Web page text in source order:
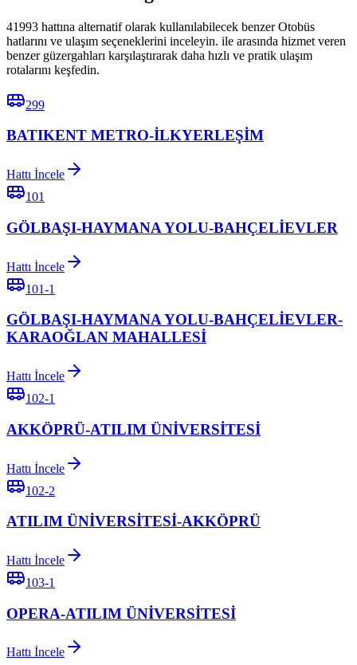
41993 hattına alternatif olarak kullanılabilecek benzer Otobüs
hatlarını ve ulaşım seçeneklerini inceleyin. ile arasında hizmet veren
benzer güzergahları karşılaştırarak daha hızlı ve pratik ulaşım
rotalarını keşfedin.
299
BATIKENT METRO-İLKYERLEŞİM
Hattı İncele
101
GÖLBAŞI-HAYMANA YOLU-BAHÇELİEVLER
Hattı İncele
101-1
GÖLBAŞI-HAYMANA YOLU-BAHÇELİEVLER-
KARAOĞLAN MAHALLESİ
Hattı İncele
102-1
AKKÖPRÜ-ATILIM ÜNİVERSİTESİ
Hattı İncele
102-2
ATILIM ÜNİVERSİTESİ-AKKÖPRÜ
Hattı İncele
103-1
OPERA-ATILIM ÜNİVERSİTESİ
Hattı İncele